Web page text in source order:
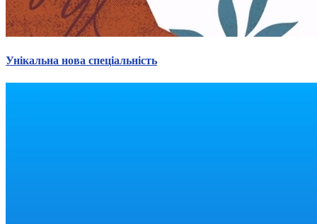
Унікальна нова спеціальність